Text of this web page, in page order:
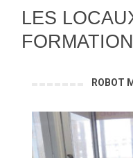
LES
FORMATION
ROBOT